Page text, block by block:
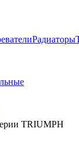
Радиаторы
TRIUMPH